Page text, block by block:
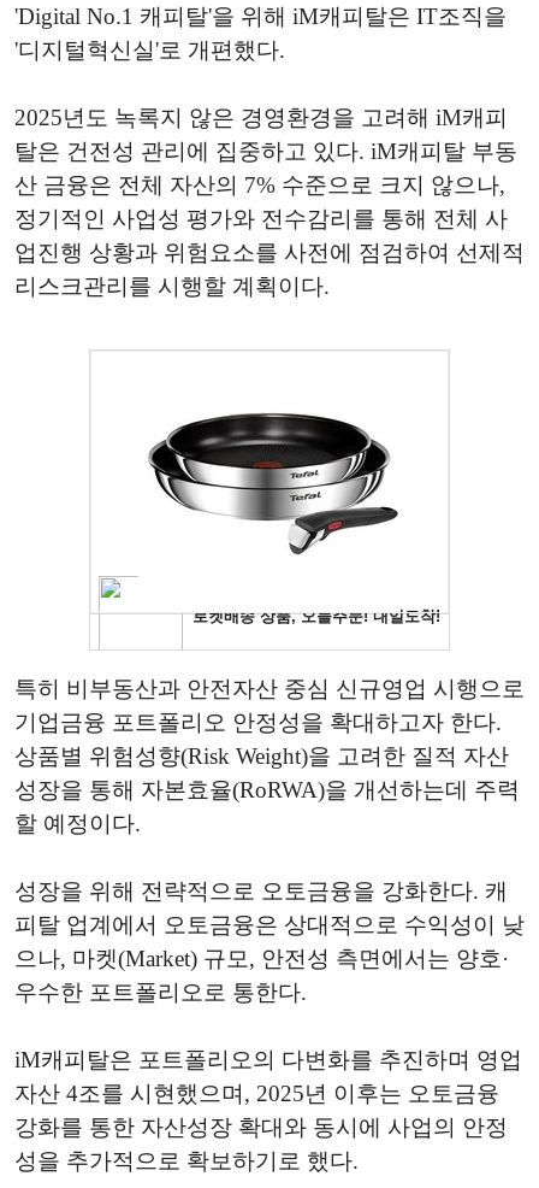
'Digital No.1 캐피탈'을 위해 iM캐피탈은 IT조직을
'디지털혁신실'로 개편했다.
2025년도 녹록지 않은 경영환경을 고려해 iM캐피
탈은 건전성 관리에 집중하고 있다. iM캐피탈 부동
산 금융은 전체 자산의 7% 수준으로 크지 않으나,
정기적인 사업성 평가와 전수감리를 통해 전체 사
업진행 상황과 위험요소를 사전에 점검하여 선제적
리스크관리를 시행할 계획이다.
특히 비부동산과 안전자산 중심 신규영업 시행으로
기업금융 포트폴리오 안정성을 확대하고자 한다.
상품별 위험성향(Risk Weight)을 고려한 질적 자산
성장을 통해 자본효율(RoRWA)을 개선하는데 주력
할 예정이다.
성장을 위해 전략적으로 오토금융을 강화한다. 캐
피탈 업계에서 오토금융은 상대적으로 수익성이 낮
으나, 마켓(Market) 규모, 안전성 측면에서는 양호·
우수한 포트폴리오로 통한다.
iM캐피탈은 포트폴리오의 다변화를 추진하며 영업
자산 4조를 시현했으며, 2025년 이후는 오토금융
강화를 통한 자산성장 확대와 동시에 사업의 안정
성을 추가적으로 확보하기로 했다.